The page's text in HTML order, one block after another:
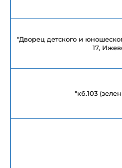
"Дворец детского и
17,
"кб.103